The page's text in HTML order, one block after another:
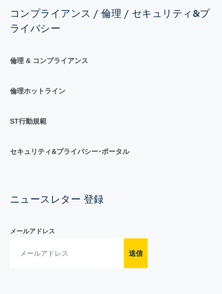
コンプライアンス / 倫理 / セキュリティ&プ
ライバシー
倫理 & コンプライアンス
倫理ホットライン
ST行動規範
セキュリティ&プライバシー･ポータル
ニュースレター 登録
メールアドレス
送信